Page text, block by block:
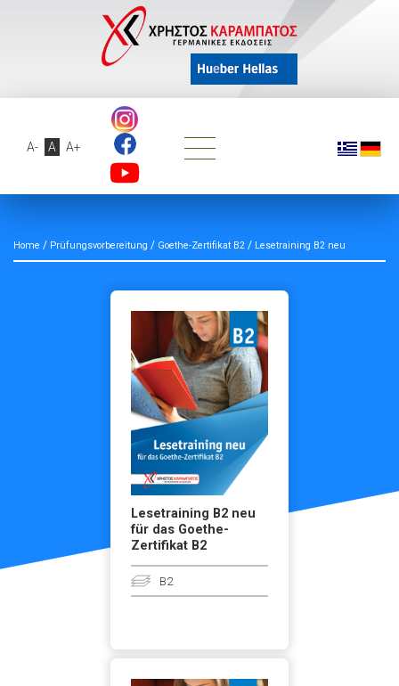
A- A A+
Home / Prüfungsvorbereitung / Goethe-Zertifikat B2 / Lesetraining B2 neu
Lesetraining B2 neu
für das Goethe-
Zertifikat B2
B2